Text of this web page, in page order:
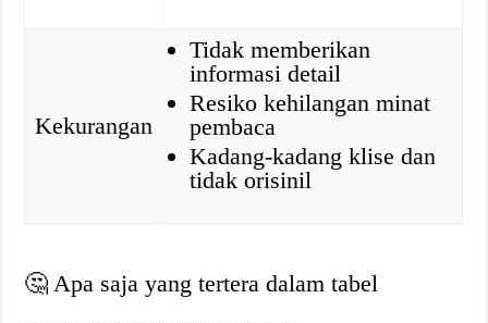
Kekurangan
Tidak memberikan
informasi detail
Resiko kehilangan minat
pembaca
Kadang-kadang klise dan
tidak orisinil
🤔 Apa saja yang tertera dalam tabel